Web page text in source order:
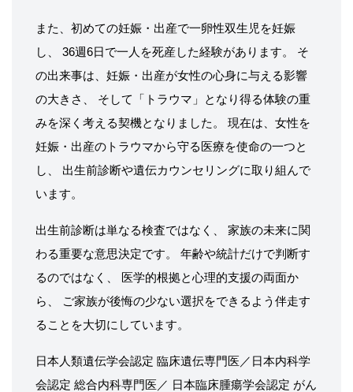
また、初めての妊娠・出産で一卵性双生児を妊娠
し、 36週6日で一人を死産した経験があります。 そ
の出来事は、妊娠・出産が女性の心身に与える影響
の大きさ、 そして「トラウマ」となり得る体験の重
みを深く考える契機となりました。 現在は、女性を
妊娠・出産のトラウマから守る医療を使命の一つと
し、 出生前診断や遺伝カウンセリングに取り組んで
います。
出生前診断は単なる検査ではなく、 家族の未来に関
わる重要な意思決定です。 年齢や統計だけで判断す
るのではなく、 医学的根拠と心理的支援の両面か
ら、 ご家族が後悔の少ない選択をできるよう伴走す
ることを大切にしています。
日本人類遺伝学会認定 臨床遺伝専門医／日本内科学
会認定 総合内科専門医／ 日本臨床腫瘍学会認定 がん